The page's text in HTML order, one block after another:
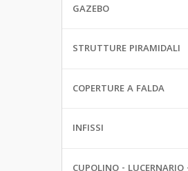
GAZEBO
STRUTTURE PIRAMIDALI
COPERTURE A FALDA
INFISSI